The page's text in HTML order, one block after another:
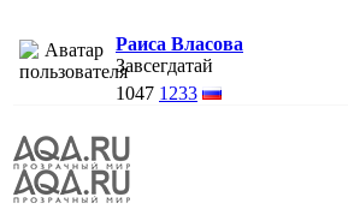
Раиса Власова
Завсегдатай
1047 1233